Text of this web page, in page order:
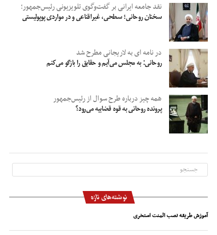
نقد جامعه ایرانی بر گفت‌وگوی تلویزیونی رئیس‌جمهور؛
سخنان روحانی؛ سطحی، غیراقناعی و در مواردی پوپولیستی
در نامه ای به لاریجانی مطرح شد
روحانی: به مجلس می‌آیم و حقایق را بازگو می‌کنم
همه چیز درباره طرح سوال از رئیس‌جمهور
پرونده روحانی به قوه قضاییه می‌رود؟
نوشته‌های تازه
آموزش طریقه نصب المنت استخری